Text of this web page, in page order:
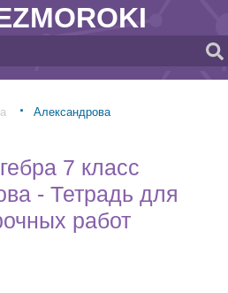
Александрова
7 класс
- Тетрадь для
работ